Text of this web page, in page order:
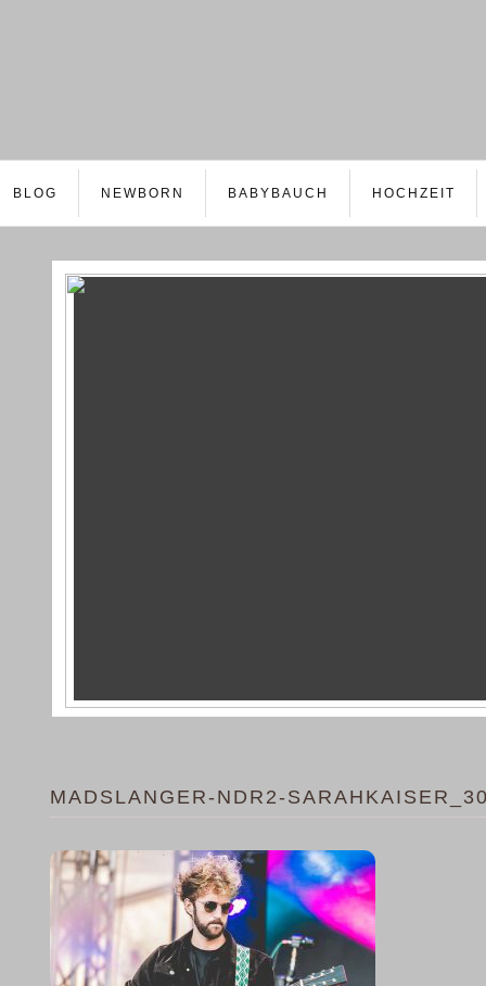
BLOG NEWBORN BABYBAUCH HOCHZEIT
MADSLANGER-NDR2-